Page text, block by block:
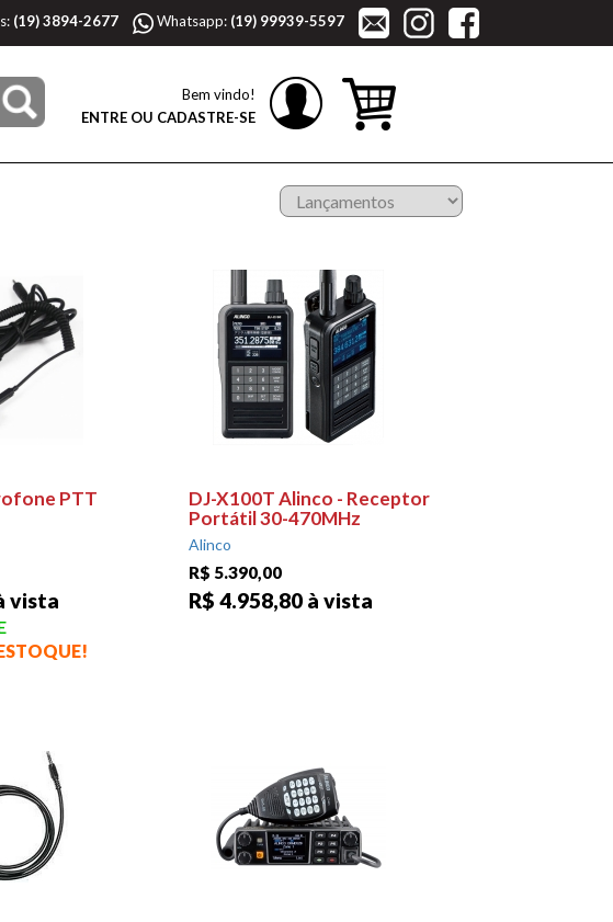
(19) 3894-2677 Whatsapp: (19) 99939-5597
Bem vindo!
ENTRE OU CADASTRE-SE
PTT
vista
DJ-X100T Alinco - Receptor
Portátil 30-470MHz
Alinco
R$ 5.390,00
R$ 4.958,80 à vista